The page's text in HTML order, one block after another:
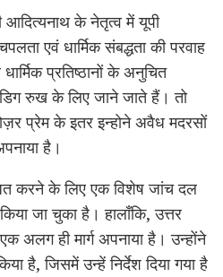
आदित्यनाथ के नेतृत्व में यूपी
एवं धार्मिक संबद्धता की परवाह
प्रतिष्ठानों के अनुचित
रुख के लिए जाने जाते हैं। तो
प्रेम के इतर इन्होने अवैध मदरसों
है।
करने के लिए एक विशेष जांच दल
जा चुका है। हालाँकि, उत्तर
अलग ही मार्ग अपनाया है। उन्होंने
है, जिसमें उन्हें निर्देश दिया गया है